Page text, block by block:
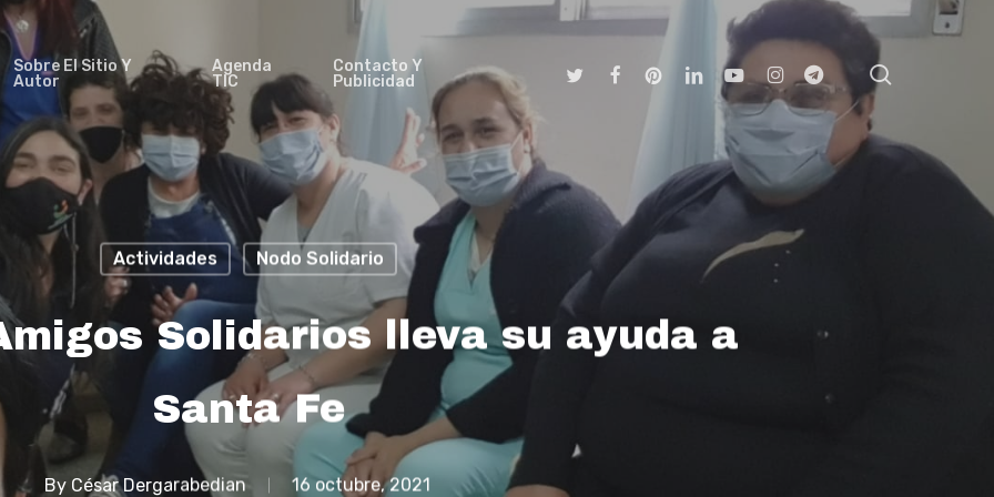
Sobre El Sitio Y
Autor
Agenda
TIC
Contacto Y
Publicidad
TwitterFacebookPinterestLinkedinYoutubeInstagramTelegram
Actividades Nodo Solidario
Solidarios lleva su ayuda a
Santa Fe
By César Dergarabedian 16 octubre, 2021